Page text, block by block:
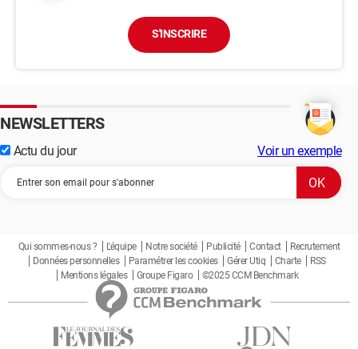
S'INSCRIRE
NEWSLETTERS
Actu du jour Voir un exemple
Qui sommes-nous ? L'équipe Notre société Publicité Contact
Recrutement
Données personnelles
Paramétrer les cookies Gérer Utiq Charte
RSS
Mentions légales
Groupe Figaro ©2025 CCM Benchmark